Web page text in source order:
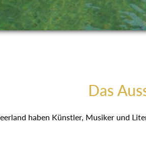
Das
haben Künstler, Musiker und